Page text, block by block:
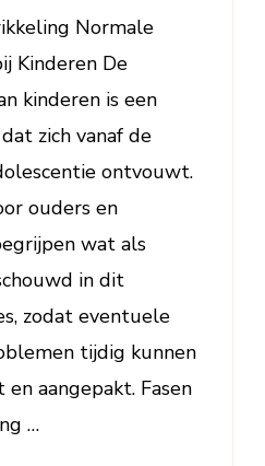
KinderenNormale
Kinderen De
kinderen is een
zich vanaf de
ontvouwt.
ouders en
wat als
in dit
zodat eventuele
tijdig kunnen
aangepakt. Fasen
…